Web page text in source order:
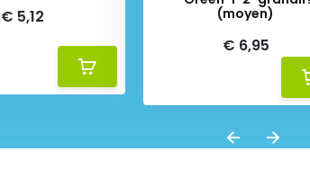
€ 5,12
(moyen)
€ 6,95